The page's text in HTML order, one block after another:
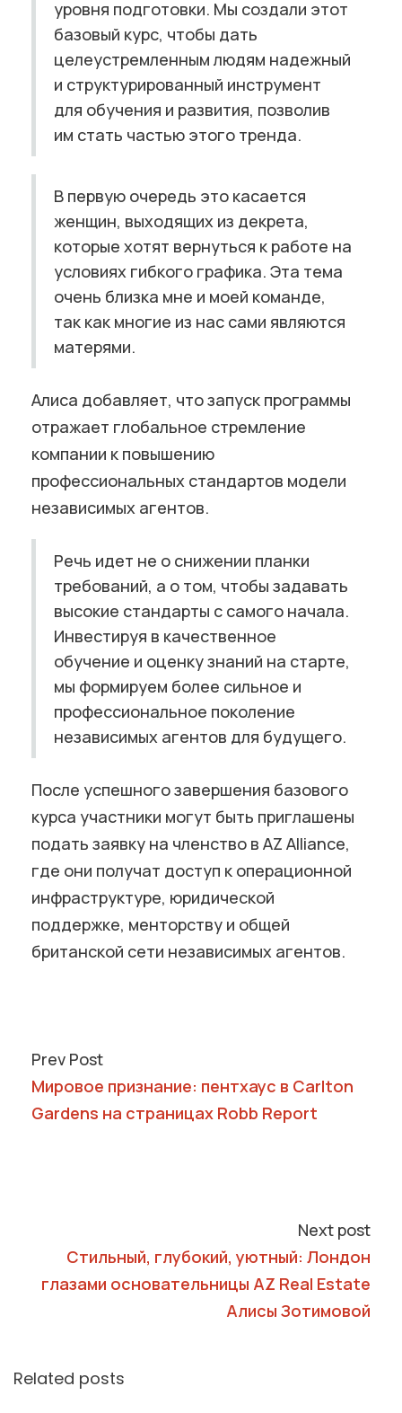
уровня подготовки. Мы создали этот
базовый курс, чтобы дать
целеустремленным людям надежный
и структурированный инструмент
для обучения и развития, позволив
им стать частью этого тренда.
В первую очередь это касается
женщин, выходящих из декрета,
которые хотят вернуться к работе на
условиях гибкого графика. Эта тема
очень близка мне и моей команде,
так как многие из нас сами являются
матерями.
Алиса добавляет, что запуск программы
отражает глобальное стремление
компании к повышению
профессиональных стандартов модели
независимых агентов.
Речь идет не о снижении планки
требований, а о том, чтобы задавать
высокие стандарты с самого начала.
Инвестируя в качественное
обучение и оценку знаний на старте,
мы формируем более сильное и
профессиональное поколение
независимых агентов для будущего.
После успешного завершения базового
курса участники могут быть приглашены
подать заявку на членство в AZ Alliance,
где они получат доступ к операционной
инфраструктуре, юридической
поддержке, менторству и общей
британской сети независимых агентов.
Prev Post
Мировое признание: пентхаус в Carlton
Gardens на страницах Robb Report
Next post
Стильный, глубокий, уютный: Лондон
глазами основательницы AZ Real Estate
Алисы Зотимовой
Related posts